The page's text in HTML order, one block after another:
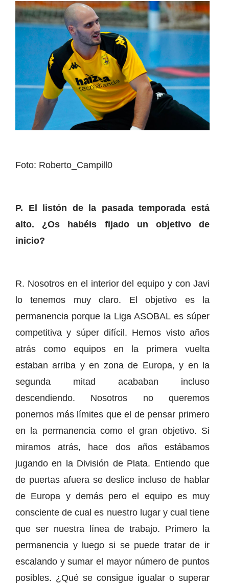
Foto: Roberto_Campill0
P. El listón de la pasada temporada está
alto. ¿Os habéis fijado un objetivo de
inicio?
R. Nosotros en el interior del equipo y con Javi
lo tenemos muy claro. El objetivo es la
permanencia porque la Liga ASOBAL es súper
competitiva y súper difícil. Hemos visto años
atrás como equipos en la primera vuelta
estaban arriba y en zona de Europa, y en la
segunda mitad acababan incluso
descendiendo. Nosotros no queremos
ponernos más límites que el de pensar primero
en la permanencia como el gran objetivo. Si
miramos atrás, hace dos años estábamos
jugando en la División de Plata. Entiendo que
de puertas afuera se deslice incluso de hablar
de Europa y demás pero el equipo es muy
consciente de cual es nuestro lugar y cual tiene
que ser nuestra línea de trabajo. Primero la
permanencia y luego si se puede tratar de ir
escalando y sumar el mayor número de puntos
posibles. ¿Qué se consigue igualar o superar